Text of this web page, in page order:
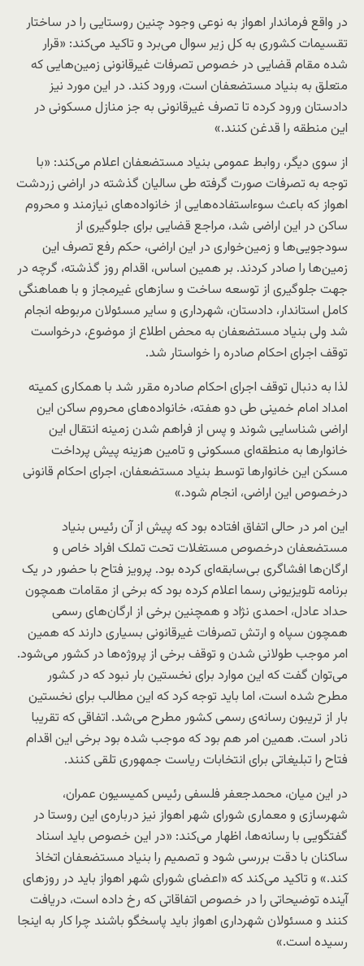
در واقع فرماندار اهواز به نوعی وجود چنین روستایی را در ساختار
تقسیمات کشوری به کل زیر سوال می‌برد و تاکید می‌کند: «قرار
شده مقام قضایی در خصوص تصرفات غیرقانونی زمین‌هایی که
متعلق به بنیاد مستضعفان است، ورود کند. در این مورد نیز
دادستان ورود کرده تا تصرف غیرقانونی به جز منازل مسکونی در
این منطقه را قدغن کنند.»
از سوی دیگر، روابط عمومی بنیاد مستضعفان اعلام می‌کند: «با
توجه به تصرفات صورت گرفته طی سالیان گذشته در اراضی زردشت
اهواز که باعث سوءاستفاده‌هایی از خانواده‌های نیازمند و محروم
ساکن در این اراضی شد، مراجع قضایی برای جلوگیری از
سودجویی‌ها و زمین‌خواری در این اراضی، حکم رفع تصرف این
زمین‌ها را صادر کردند. بر همین اساس، اقدام روز گذشته، گرچه در
جهت جلوگیری از توسعه ساخت و سازهای غیرمجاز و با هماهنگی
کامل استاندار، دادستان، شهرداری و سایر مسئولان مربوطه انجام
شد ولی بنیاد مستضعفان به محض اطلاع از موضوع، درخواست
توقف اجرای احکام صادره را خواستار شد.
لذا به دنبال توقف اجرای احکام صادره مقرر شد با همکاری کمیته
امداد امام خمینی طی دو هفته، خانواده‌های محروم ساکن این
اراضی شناسایی شوند و پس از فراهم شدن زمینه انتقال این
خانوارها به منطقه‌ای مسکونی و تامین هزینه پیش پرداخت
مسکن این خانوارها توسط بنیاد مستضعفان، اجرای احکام قانونی
درخصوص این اراضی، انجام شود.»
این امر در حالی اتفاق افتاده بود که پیش از آن رئیس بنیاد
مستضعفان درخصوص مستغلات تحت تملک افراد خاص و
ارگان‌ها افشاگری بی‌سابقه‌ای کرده بود. پرویز فتاح با حضور در یک
برنامه تلویزیونی رسما اعلام کرده بود که برخی از مقامات همچون
حداد عادل، احمدی نژاد و همچنین برخی از ارگان‌های رسمی
همچون سپاه و ارتش تصرفات غیرقانونی بسیاری دارند که همین
امر موجب طولانی شدن و توقف برخی از پروژه‌ها در کشور می‌شود.
می‌توان گفت که این موارد برای نخستین بار نبود که در کشور
مطرح شده است، اما باید توجه کرد که این مطالب برای نخستین
بار از تریبون رسانه‌ی رسمی کشور مطرح می‌شد. اتفاقی که تقریبا
نادر است. همین امر هم بود که موجب شده بود برخی این اقدام
فتاح را تبلیغاتی برای انتخابات ریاست جمهوری تلقی کنند.
در این میان، محمدجعفر فلسفی رئیس کمیسیون عمران،
شهرسازی و معماری شورای شهر اهواز نیز درباره‌ی این روستا در
گفتگویی با رسانه‌ها، اظهار می‌کند: «در این خصوص باید اسناد
ساکنان با دقت بررسی شود و تصمیم را بنیاد مستضعفان اتخاذ
کند.» و تاکید می‌کند که «اعضای شورای شهر اهواز باید در روزهای
آینده توضیحاتی را در خصوص اتفاقاتی که رخ داده است، دریافت
کنند و مسئولان شهرداری اهواز باید پاسخگو باشند چرا کار به اینجا
رسیده است.»